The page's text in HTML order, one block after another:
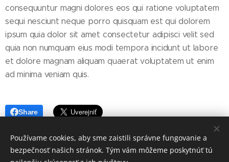
consequuntur magni dolores eos qui ratione voluptatem
sequi nesciunt neque porro quisquam est qui dolorem
ipsum quia dolor sit amet consectetur adipisci velit sed
quia non numquam eius modi tempora incidunt ut labore
et dolore magnam aliquam quaerat voluptatem ut enim
ad minima veniam quis.
Share
Používame cookies, aby sme zaistili správne fungovanie a
bezpečnosť našich stránok. Tým vám môžeme poskytnúť tú